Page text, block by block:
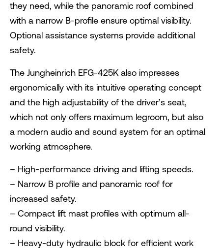
they need, while the panoramic roof combined
with a narrow B-profile ensure optimal visibility.
Optional assistance systems provide additional
safety.
The Jungheinrich EFG-425K also impresses
ergonomically with its intuitive operating concept
and the high adjustability of the driver’s seat,
which not only offers maximum legroom, but also
a modern audio and sound system for an optimal
working atmosphere.
– High-performance driving and lifting speeds.
– Narrow B profile and panoramic roof for
increased safety.
– Compact lift mast profiles with optimum all-
round visibility.
– Heavy-duty hydraulic block for efficient work